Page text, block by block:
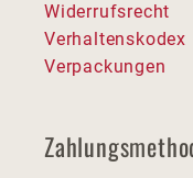
Widerrufsrecht
Verhaltenskodex
Verpackungen